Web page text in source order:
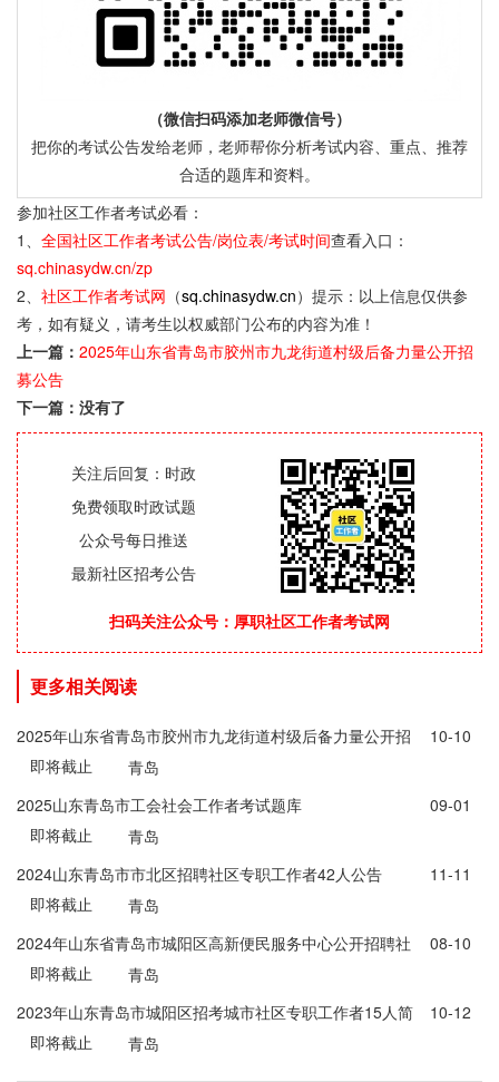
（微信扫码添加老师微信号）
把你的考试公告发给老师，老师帮你分析考试内容、重点、推荐
合适的题库和资料。
参加社区工作者考试必看：
1、 全国社区工作者考试公告/岗位表/考试时间查看入口：
sq.chinasydw.cn/zp
2、 社区工作者考试网 （sq.chinasydw.cn）提示：以上信息仅供参
考，如有疑义，请考生以权威部门公布的内容为准！
上一篇： 2025年山东省青岛市胶州市九龙街道村级后备力量公开招
募公告
下一篇：没有了
关注后回复：时政
免费领取时政试题
公众号每日推送
最新社区招考公告
扫码关注公众号：厚职社区工作者考试网
更多相关阅读
2025年山东省青岛市胶州市九龙街道村级后备力量公开招
募公告
10-10
即将截止
青岛
2025山东青岛市工会社会工作者考试题库
09-01
即将截止
青岛
2024山东青岛市市北区招聘社区专职工作者42人公告
11-11
即将截止
青岛
2024年山东省青岛市城阳区高新便民服务中心公开招聘社
区专职工作者简章
08-10
即将截止
青岛
2023年山东青岛市城阳区招考城市社区专职工作者15人简
章
10-12
即将截止
青岛